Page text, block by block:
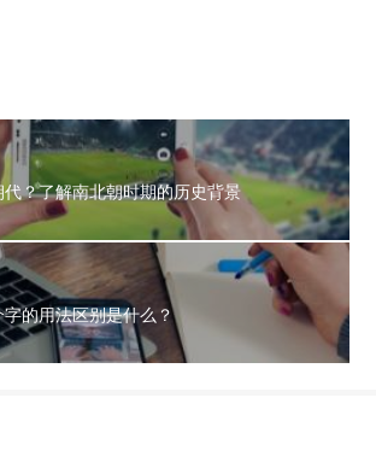
？了解南北朝时期的历史背景
的用法区别是什么？